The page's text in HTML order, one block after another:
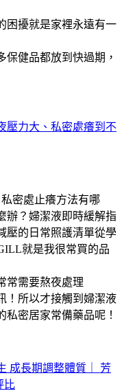
困擾就是家裡永遠有一
健品都放到快過期，
壓力大、私密處癢到不
密處止癢方法有哪
辦？婦潔液即時緩解指
壓的日常照護清單從學
就是我很常買的品
常需要熬夜處理
！所以才接觸到婦潔液
密居家常備藥品呢！
成長期調整體質｜ 芳
比